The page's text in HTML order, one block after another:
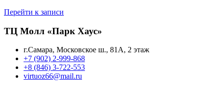
Перейти к записи
ТЦ Молл «Парк Хаус»
г.Самара, Московское ш., 81А, 2 этаж
+7 (902) 2-999-868
+8 (846) 3-722-553
virtuoz66@mail.ru